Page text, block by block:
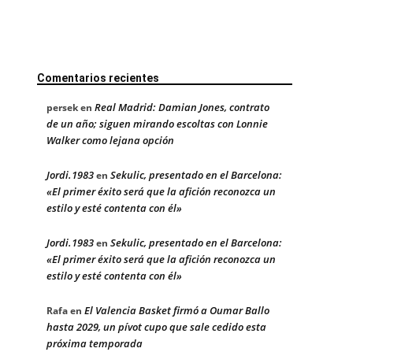
Comentarios recientes
perseken Real Madrid: Damian Jones, contrato
de un año; siguen mirando escoltas con Lonnie
Walker como lejana opción
Jordi.1983en Sekulic, presentado en el Barcelona:
«El primer éxito será que la afición reconozca un
estilo y esté contenta con él»
Jordi.1983en Sekulic, presentado en el Barcelona:
«El primer éxito será que la afición reconozca un
estilo y esté contenta con él»
Rafaen El Valencia Basket firmó a Oumar Ballo
hasta 2029, un pívot cupo que sale cedido esta
próxima temporada